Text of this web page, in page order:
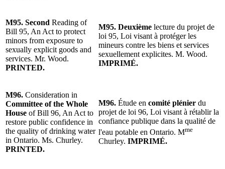
M95. Second Reading of
Bill 95, An Act to protect
minors from exposure to
sexually explicit goods and
services. Mr. Wood.
PRINTED.
M95. Deuxième lecture du projet de
loi 95, Loi visant à protéger les
mineurs contre les biens et services
sexuellement explicites. M. Wood.
IMPRIMÉ.
M96. Consideration in
Committee of the Whole
House of Bill 96, An Act to
restore public confidence in
the quality of drinking water
in Ontario. Ms. Churley.
PRINTED.
M96. Étude en comité plénier du
projet de loi 96, Loi visant à rétablir la
confiance publique dans la qualité de
l'eau potable en Ontario. Mme
Churley. IMPRIMÉ.